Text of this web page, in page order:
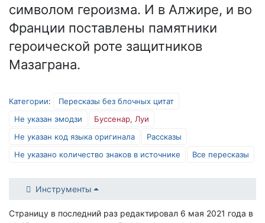
символом героизма. И в Алжире, и во
Франции поставлены памятники
героической роте защитников
Мазаграна.
Категории:
Пересказы без блочных цитат
Не указан эмодзи
Буссенар, Луи
Не указан код языка оригинала
Рассказы
Не указано количество знаков в источнике
Все пересказы
Инструменты
Страницу в последний раз редактировал 6 мая 2021 года в